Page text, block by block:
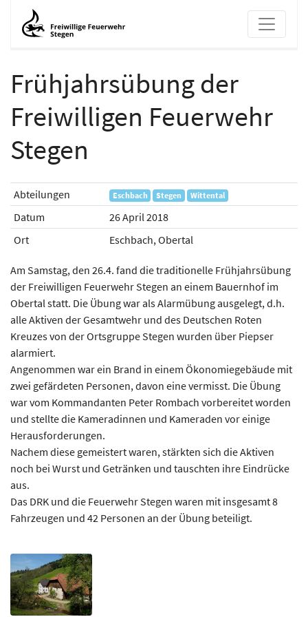
Frühjahrsübung der Freiwilligen
Frühjahrsübung der
Freiwilligen Feuerwehr
Stegen
Abteilungen Eschbach Stegen Wittental
Datum
26 April 2018
Ort
Eschbach, Obertal
Am Samstag, den 26.4. fand die traditionelle Frühjahrsübung
der Freiwilligen Feuerwehr Stegen an einem Bauernhof im
Obertal statt. Die Übung war als Alarmübung ausgelegt, d.h.
alle Aktiven der Gesamtwehr und des Deutschen Roten
Kreuzes von der Ortsgruppe Stegen wurden über Piepser
alarmiert.
Angenommen war ein Brand in einem Ökonomiegebäude mit
zwei gefärdeten Personen, davon eine vermisst. Die Übung
war vom Kommandanten Peter Rombach vorbereitet worden
und stellte die Kameradinnen und Kameraden vor einige
Herausforderungen.
Nachem diese gemeistert waren, stärkten sich die Aktiven
noch bei Wurst und Getränken und tauschten ihre Eindrücke
aus.
Das DRK und die Feuerwehr Stegen waren mit insgesamt 8
Fahrzeugen und 42 Personen an der Übung beteiligt.